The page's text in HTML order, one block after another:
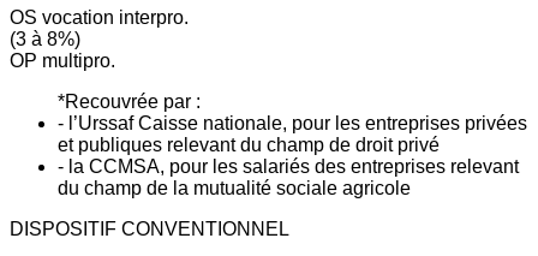
OS vocation interpro.
(3 à 8%)
OP multipro.
*Recouvrée par :
- l’Urssaf Caisse nationale, pour les entreprises privées
et publiques relevant du champ de droit privé
- la CCMSA, pour les salariés des entreprises relevant
du champ de la mutualité sociale agricole
DISPOSITIF CONVENTIONNEL